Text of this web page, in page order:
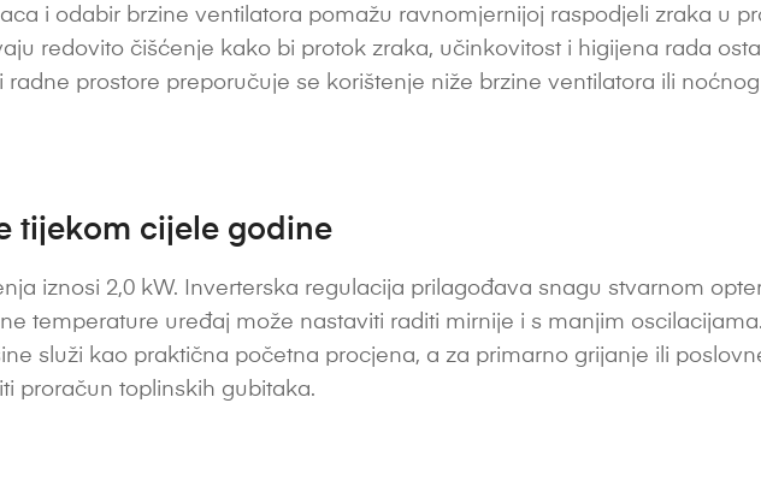
i odabir brzine ventilatora pomažu ravnomjernijoj raspodjeli zraka u
redovito čišćenje kako bi protok zraka, učinkovitost i higijena rada
radne prostore preporučuje se korištenje niže brzine ventilatora ili
tijekom cijele godine
iznosi 2,0 kW. Inverterska regulacija prilagođava snagu stvarnom
temperature uređaj može nastaviti raditi mirnije i s manjim
služi kao praktična početna procjena, a za primarno grijanje ili
proračun toplinskih gubitaka.